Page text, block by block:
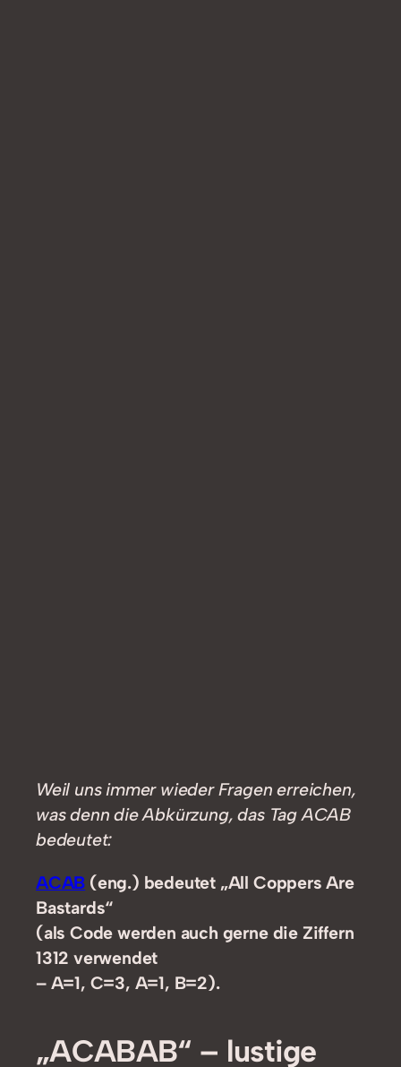
Weil uns immer wieder Fragen erreichen,
was denn die Abkürzung, das Tag ACAB
bedeutet:
ACAB (eng.) bedeutet „All Coppers Are
Bastards“
(als Code werden auch gerne die Ziffern
1312 verwendet
– A=1, C=3, A=1, B=2).
„ACABAB“ – lustige